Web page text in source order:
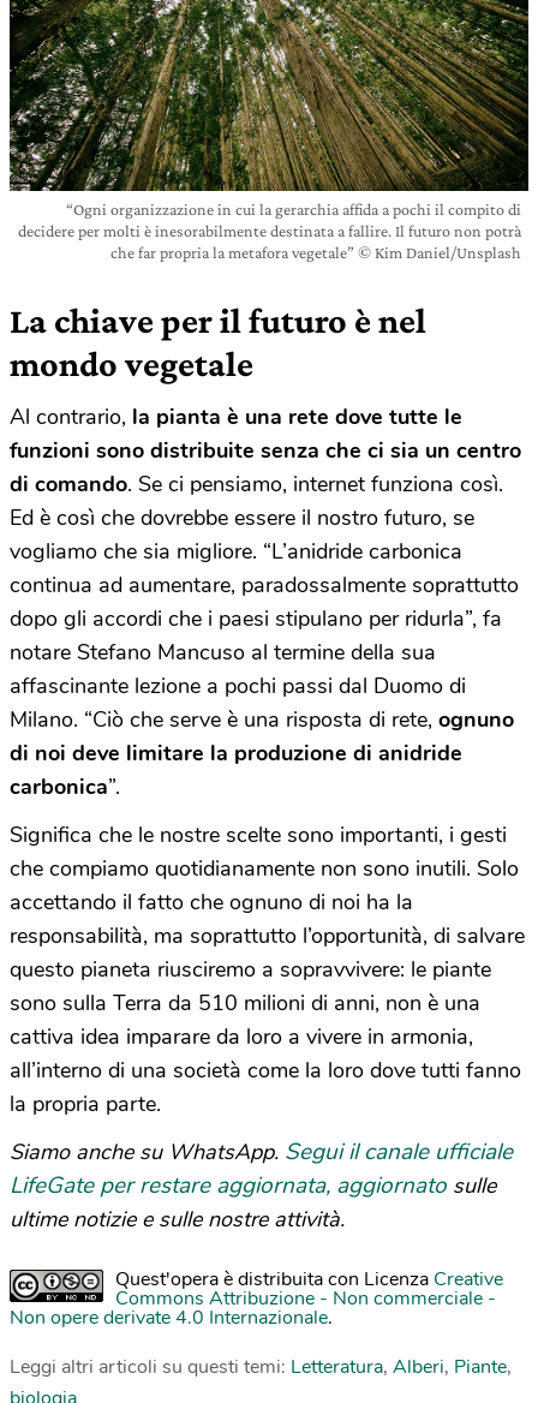
“Ogni organizzazione in cui la gerarchia affida a pochi il compito di
decidere per molti è inesorabilmente destinata a fallire. Il futuro non potrà
che far propria la metafora vegetale” © Kim Daniel/Unsplash
La chiave per il futuro è nel
mondo vegetale
Al contrario, la pianta è una rete dove tutte le
funzioni sono distribuite senza che ci sia un centro
di comando. Se ci pensiamo, internet funziona così.
Ed è così che dovrebbe essere il nostro futuro, se
vogliamo che sia migliore. “L’anidride carbonica
continua ad aumentare, paradossalmente soprattutto
dopo gli accordi che i paesi stipulano per ridurla”, fa
notare Stefano Mancuso al termine della sua
affascinante lezione a pochi passi dal Duomo di
Milano. “Ciò che serve è una risposta di rete, ognuno
di noi deve limitare la produzione di anidride
carbonica”.
Significa che le nostre scelte sono importanti, i gesti
che compiamo quotidianamente non sono inutili. Solo
accettando il fatto che ognuno di noi ha la
responsabilità, ma soprattutto l’opportunità, di salvare
questo pianeta riusciremo a sopravvivere: le piante
sono sulla Terra da 510 milioni di anni, non è una
cattiva idea imparare da loro a vivere in armonia,
all’interno di una società come la loro dove tutti fanno
la propria parte.
Siamo anche su WhatsApp. Segui il canale ufficiale
LifeGate per restare aggiornata, aggiornato sulle
ultime notizie e sulle nostre attività.
Quest'opera è distribuita con Licenza Creative
Commons Attribuzione - Non commerciale -
Non opere derivate 4.0 Internazionale.
Leggi altri articoli su questi temi: Letteratura, Alberi, Piante,